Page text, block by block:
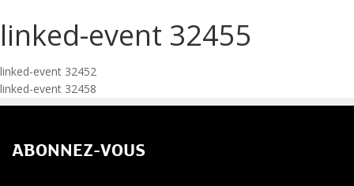
linked-event 32455
Navigation
de
l’article
linked-event 32452
linked-event 32458
ABONNEZ-VOUS